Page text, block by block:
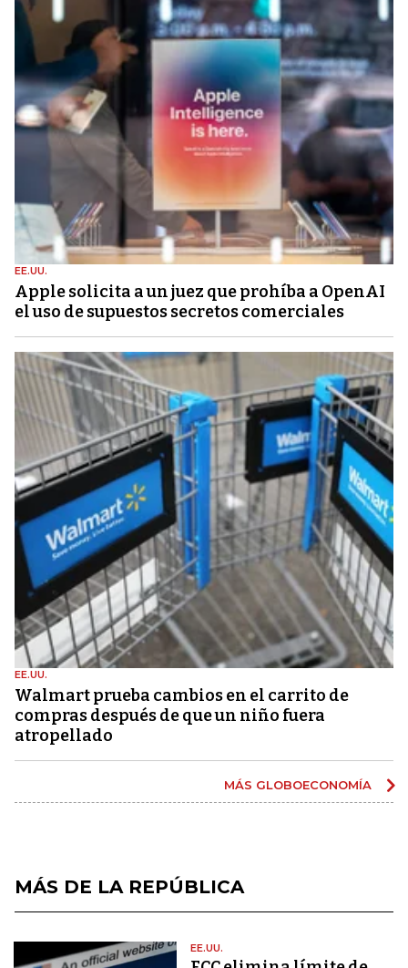
EE.UU.
Apple solicita a un juez que prohíba a OpenAI
el uso de supuestos secretos comerciales
EE.UU.
Walmart prueba cambios en el carrito de
compras después de que un niño fuera
atropellado
MÁS GLOBOECONOMÍA
MÁS DE LA REPÚBLICA
EE.UU.